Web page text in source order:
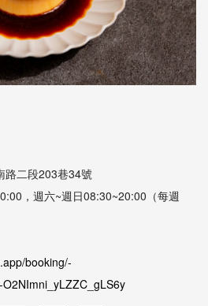
路二段203巷34號
，週六~週日08:30~20:00（每週
booking/-